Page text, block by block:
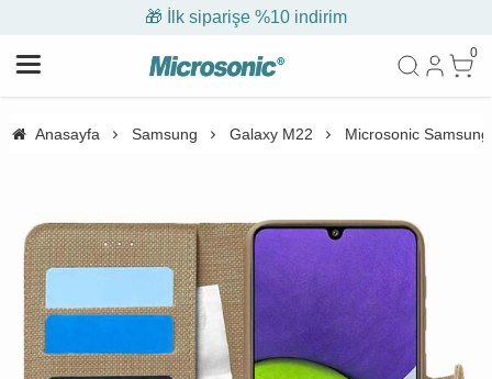
🎁 İlk siparişe %10 indirim
0
Anasayfa Samsung Galaxy M22 Microsonic